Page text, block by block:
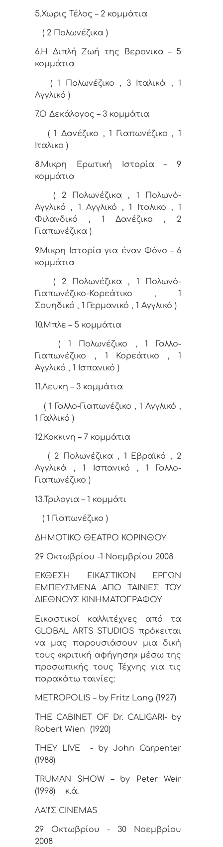
5.Χωρις Τέλος – 2 κομμάτια
( 2 Πολωνέζικα )
6.Η Διπλή Ζωή της Βερονικα – 5
κομμάτια
( 1 Πολωνέζικο , 3 Ιταλικά , 1
Αγγλικό )
7.Ο Δεκάλογος – 3 κομμάτια
( 1 Δανέζικο , 1 Γιαπωνέζικο , 1
Ιταλικο )
8.Μικρη Ερωτική Ιστορία – 9
κομμάτια
( 2 Πολωνέζικα , 1 Πολωνό-
Αγγλικό , 1 Αγγλικό , 1 Ιταλικο , 1
Φιλανδικό , 1 Δανέζικο , 2
Γιαπωνέζικα )
9.Μικρη Ιστορία για έναν Φόνο – 6
κομμάτια
( 2 Πολωνέζικα , 1 Πολωνό-
Γιαπωνέζικο-Κορεάτικο , 1
Σουηδικό , 1 Γερμανικό , 1 Αγγλικό )
10.Μπλε – 5 κομμάτια
( 1 Πολωνέζικο , 1 Γαλλο-
Γιαπωνέζικο , 1 Κορεάτικο , 1
Αγγλικό , 1 Ισπανικό )
11.Λευκη – 3 κομμάτια
( 1 Γαλλο-Γιαπωνέζικο , 1 Αγγλικό ,
1 Γαλλικό )
12.Κοκκινη – 7 κομμάτια
( 2 Πολωνέζικα , 1 Εβραϊκό , 2
Αγγλικά , 1 Ισπανικό , 1 Γαλλο-
Γιαπωνέζικο )
13.Τριλογια – 1 κομμάτι
( 1 Γιαπωνέζικο )
ΔΗΜΟΤΙΚΟ ΘΕΑΤΡΟ ΚΟΡΙΝΘΟΥ
29 Οκτωβρίου -1 Νοεμβρίου 2008
ΕΚΘΕΣΗ ΕIΚΑΣΤΙΚΩΝ ΕΡΓΩΝ
ΕΜΠΕΥΣΜΕΝΑ ΑΠΟ ΤΑΙΝΙΕΣ ΤΟΥ
ΔΙΕΘΝΟΥΣ ΚΙΝΗΜΑΤΟΓΡΑΦΟΥ
Εικαστικοί καλλιτέχνες από τα
GLOBAL ARTS STUDIOS πρόκειται
να μας παρουσιάσουν μια δική
τους «κριτική αφήγηση» μέσω της
προσωπικής τους Τέχνης για τις
παρακάτω ταινίες:
Μ ETROPOLIS – by Fritz Lang (1927)
THE CABINET OF Dr. CALIGARI- by
Robert Wien
(1920)
ΤΗΕΥLIVE
- by John Carpenter
(1988)
TRUMAN SHOW – by Peter Weir
(1998)
κ.ά.
ΛΑ’Ι’Σ CINEMAS
29 Οκτωβρίου - 30 Νοεμβρίου
2008